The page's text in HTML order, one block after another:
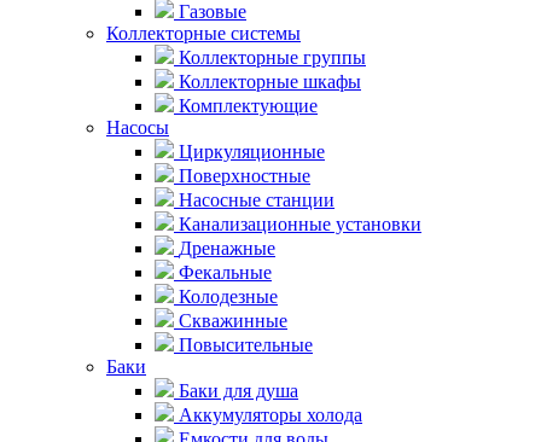
Газовые
Коллекторные системы
Коллекторные группы
Коллекторные шкафы
Комплектующие
Насосы
Циркуляционные
Поверхностные
Насосные станции
Канализационные установки
Дренажные
Фекальные
Колодезные
Скважинные
Повысительные
Баки
Баки для душа
Аккумуляторы холода